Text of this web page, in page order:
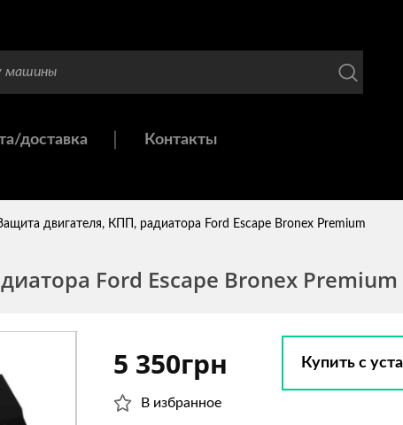
доставка Контакты
двигателя, КПП, радиатора Ford Escape Bronex Premium
Ford Escape Bronex Premium
5 350грн
В избранное
Купить с